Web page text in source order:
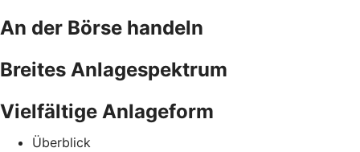
An der Börse handeln
Breites Anlagespektrum
Vielfältige Anlageform
Überblick